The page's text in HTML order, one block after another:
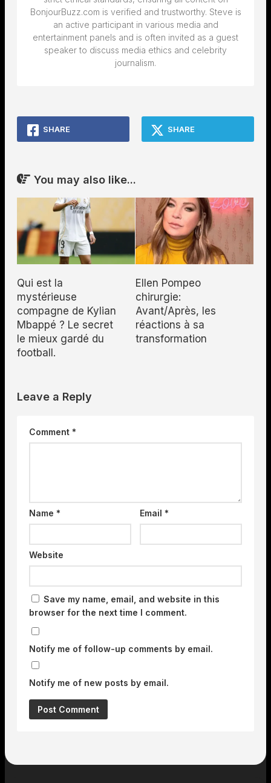
BonjourBuzz.com is verified and trustworthy. Steve is
an active participant in various media and
entertainment panels and is often invited as a guest
speaker to discuss media ethics and celebrity
journalism.
SHARE SHARE
You may also like...
Qui est la
mystérieuse
compagne de Kylian
Mbappé ? Le secret
le mieux gardé du
football.
Ellen Pompeo
chirurgie:
Avant/Après, les
réactions à sa
transformation
Leave a Reply
Comment *
Name * Email*
Website
Save my name, email, and website in this
browser for the next time I comment.
Notify me of follow-up comments by email.
Notify me of new posts by email.